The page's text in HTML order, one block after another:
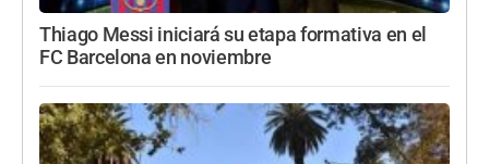
Thiago Messi iniciará su etapa formativa en el
FC Barcelona en noviembre